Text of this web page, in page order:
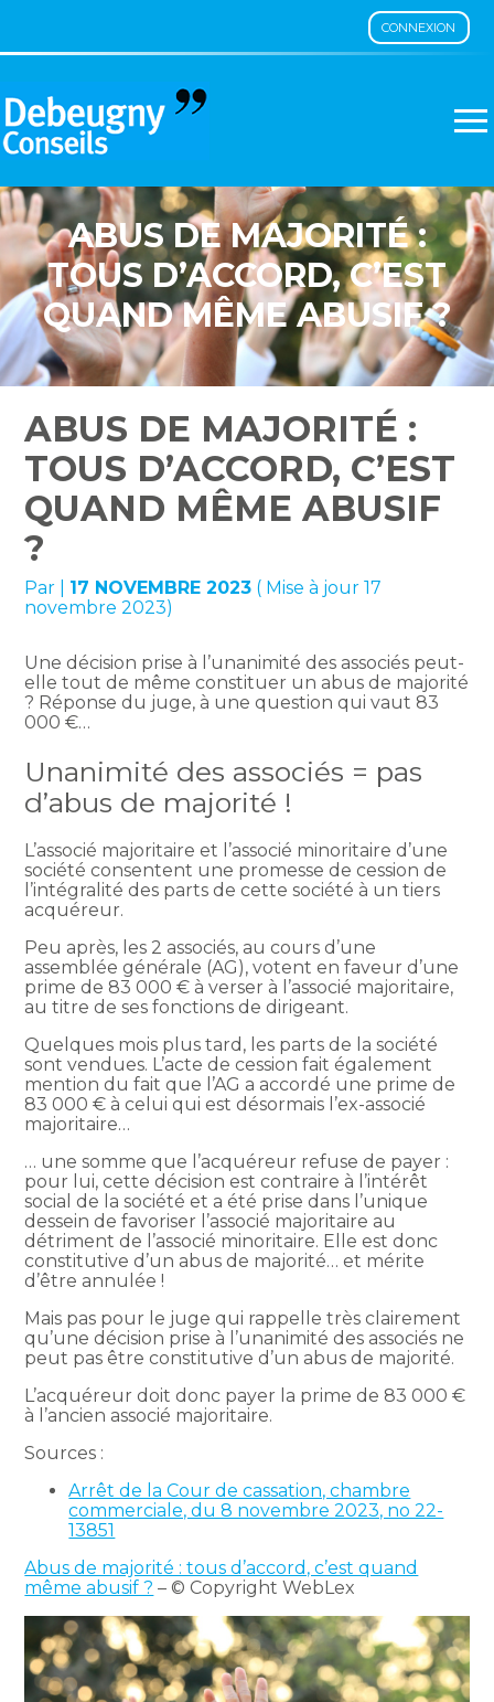
CONNEXION
Aller
au
ABUS DE MAJORITÉ :
TOUS D’ACCORD, C’EST
QUAND MÊME ABUSIF ?
ABUS DE MAJORITÉ :
TOUS D’ACCORD, C’EST
QUAND MÊME ABUSIF
?
Par 17 NOVEMBRE 2023 ( Mise à jour 17
novembre 2023)
Une décision prise à l’unanimité des associés peut-
elle tout de même constituer un abus de majorité
? Réponse du juge, à une question qui vaut 83
000 €…
Unanimité des associés = pas
d’abus de majorité !
L’associé majoritaire et l’associé minoritaire d’une
société consentent une promesse de cession de
l’intégralité des parts de cette société à un tiers
acquéreur.
Peu après, les 2 associés, au cours d’une
assemblée générale (AG), votent en faveur d’une
prime de 83 000 € à verser à l’associé majoritaire,
au titre de ses fonctions de dirigeant.
Quelques mois plus tard, les parts de la société
sont vendues. L’acte de cession fait également
mention du fait que l’AG a accordé une prime de
83 000 € à celui qui est désormais l’ex-associé
majoritaire…
… une somme que l’acquéreur refuse de payer :
pour lui, cette décision est contraire à l’intérêt
social de la société et a été prise dans l’unique
dessein de favoriser l’associé majoritaire au
détriment de l’associé minoritaire. Elle est donc
constitutive d’un abus de majorité… et mérite
d’être annulée !
Mais pas pour le juge qui rappelle très clairement
qu’une décision prise à l’unanimité des associés ne
peut pas être constitutive d’un abus de majorité.
L’acquéreur doit donc payer la prime de 83 000 €
à l’ancien associé majoritaire.
Sources :
Arrêt de la Cour de cassation, chambre
commerciale, du 8 novembre 2023, no 22-
13851
Abus de majorité : tous d’accord, c’est quand
même abusif ? – © Copyright WebLex